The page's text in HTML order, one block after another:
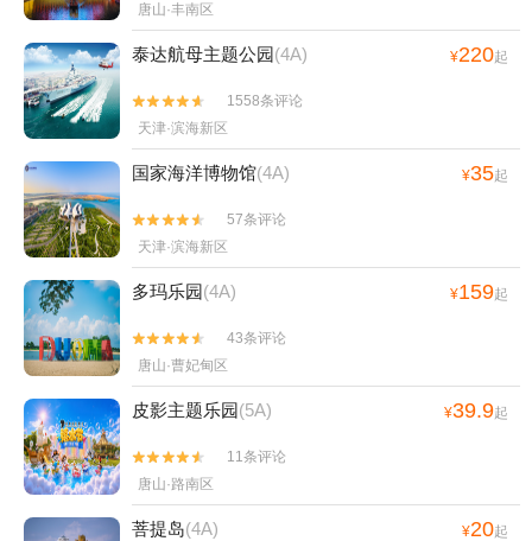
唐山·丰南区
泰达航母主题公园(4A) ¥220起


1558条评论
天津·滨海新区
国家海洋博物馆(4A) ¥35起


57条评论
天津·滨海新区
多玛乐园(4A) ¥159起


43条评论
唐山·曹妃甸区
皮影主题乐园(5A) ¥39.9起


11条评论
唐山·路南区
菩提岛(4A) ¥20起